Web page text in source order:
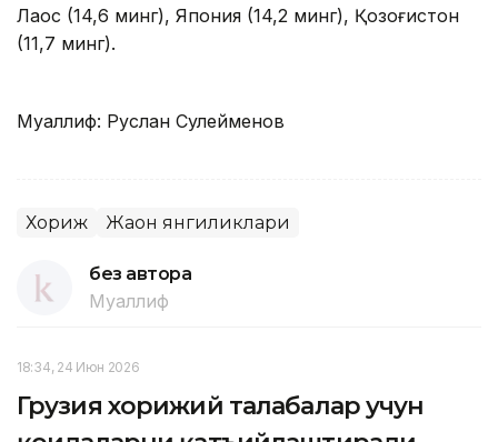
Лаос (14,6 минг), Япония (14,2 минг), Қозоғистон
(11,7 минг).
Муаллиф: Руслан Сулейменов
Хориж Жаҳон янгиликлари
без автора
Муаллиф
18:34, 24 Июн 2026
Грузия хорижий талабалар учун